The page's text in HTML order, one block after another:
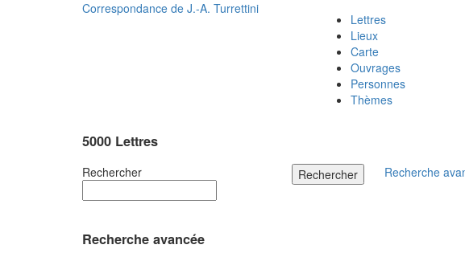
Correspondance de J.-A. Turrettini
Lettres
Lieux
Carte
Ouvrages
Personnes
Thèmes
5000 Lettres
Rechercher Rechercher Recherche
Recherche avancée